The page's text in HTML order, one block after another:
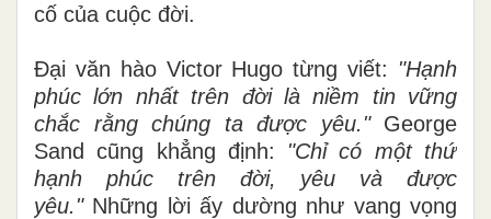
cố của cuộc đời.
Đại văn hào Victor Hugo từng viết: "Hạnh
phúc lớn nhất trên đời là niềm tin vững
chắc rằng chúng ta được yêu."George
Sand cũng khẳng định: "Chỉ có một thứ
hạnh phúc trên đời, yêu và được
yêu."Những lời ấy dường như vang vọng